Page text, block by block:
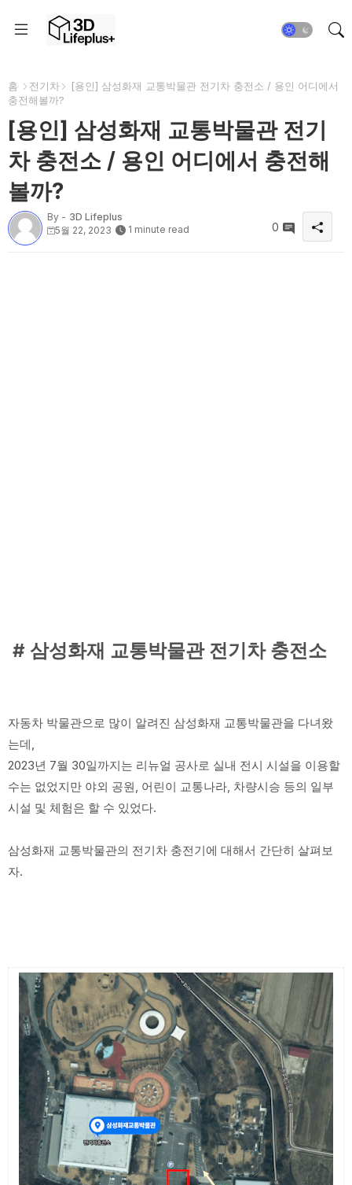
홈 전기차
[용인] 삼성화재 교통박물관 전기차 충전소 / 용인 어디에서
충전해볼까?
[용인] 삼성화재 교통박물관 전기
차 충전소 / 용인 어디에서 충전해
볼까?
By - 3D Lifeplus
5월 22, 2023
1 minute read 0
# 삼성화재 교통박물관 전기차 충전소
자동차 박물관으로 많이 알려진 삼성화재 교통박물관을 다녀왔
는데,
2023년 7월 30일까지는 리뉴얼 공사로 실내 전시 시설을 이용할
수는 없었지만 야외 공원, 어린이 교통나라, 차량시승 등의 일부
시설 및 체험은 할 수 있었다.
삼성화재 교통박물관의 전기차 충전기에 대해서 간단히 살펴보
자.